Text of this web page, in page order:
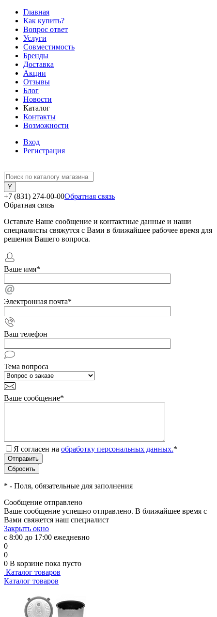
Главная
Как купить?
Вопрос ответ
Услуги
Совместимость
Бренды
Доставка
Акции
Отзывы
Блог
Новости
Каталог
Контакты
Возможности
Вход
Регистрация
+7 (831) 274-00-00Обратная связь
Обратная связь
Оставьте Ваше сообщение и контактные данные и наши
специалисты свяжутся с Вами в ближайшее рабочее время для
решения Вашего вопроса.
Ваше имя*
Электронная почта*
Ваш телефон
Тема вопроса
Ваше сообщение*
Я согласен на обработку персональных данных.*
* - Поля, обязательные для заполнения
Сообщение отправлено
Ваше сообщение успешно отправлено. В ближайшее время с
Вами свяжется наш специалист
Закрыть окно
с 8:00 до 17:00 ежедневно
0
0
0 В корзине пока пусто
Каталог товаров
Каталог товаров